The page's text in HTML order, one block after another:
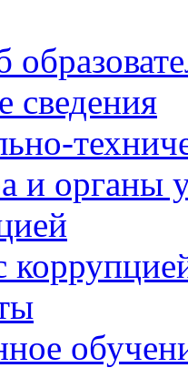
сведения
и органы